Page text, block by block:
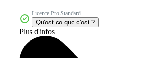
Licence Pro Standard
Qu'est-ce que c'est ?
Plus d'infos